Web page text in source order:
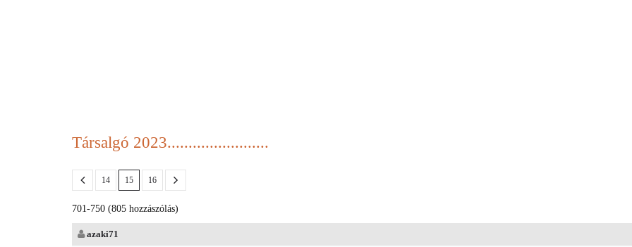
Társalgó 2023........................
14 15 16
701-750 (805 hozzászólás)
azaki71